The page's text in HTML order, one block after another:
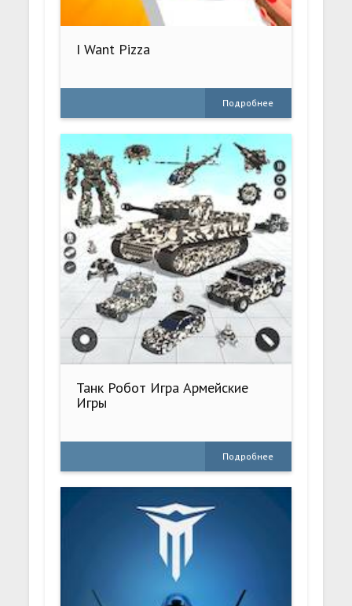
I Want Pizza
Подробнее
Танк Робот Игра Армейские
Игры
Подробнее